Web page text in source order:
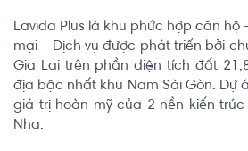
Lavida Plus là khu phức hợp căn hộ
mại - Dịch vụ được phát triển bởi
Gia Lai trên phần diện tích đất
địa bậc nhất khu Nam Sài Gòn. Dự
giá trị hoàn mỹ của 2 nền kiến trúc
Nha.